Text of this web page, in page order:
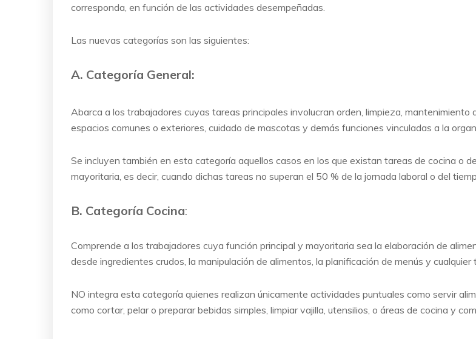
corresponda, en función de las actividades desempeñadas.
Las nuevas categorías son las siguientes:
A. Categoría General:
Abarca a los trabajadores cuyas tareas principales involucran orden, limpieza,
espacios comunes o exteriores, cuidado de mascotas y demás funciones vinculadas a la
Se incluyen también en esta categoría aquellos casos en los que existan tareas de cocina o
mayoritaria, es decir, cuando dichas tareas no superan el 50 % de la jornada laboral o del
B. Categoría Cocina:
Comprende a los trabajadores cuya función principal y mayoritaria sea la elaboración de
desde ingredientes crudos, la manipulación de alimentos, la planificación de menús y
NO integra esta categoría quienes realizan únicamente actividades puntuales como servir
como cortar, pelar o preparar bebidas simples, limpiar vajilla, utensilios, o áreas de cocina y